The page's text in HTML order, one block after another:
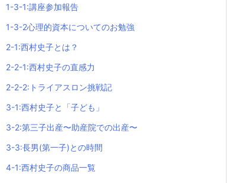
1-3-1:講座参加報告
1-3-2心理的資本についてのお勉強
2-1:西村史子とは？
2-2-1:西村史子の直感力
2-2-2:トライアスロン挑戦記
3-1:西村史子と「子ども」
3-2:第三子出産〜助産院での出産〜
3-3:長男(第一子)との時間
4-1:西村史子の商品一覧